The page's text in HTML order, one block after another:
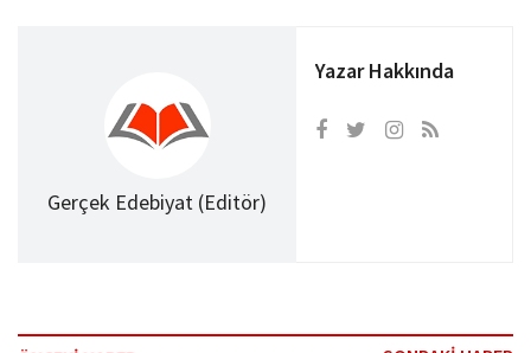
Gerçek Edebiyat (Editör)
Yazar Hakkında